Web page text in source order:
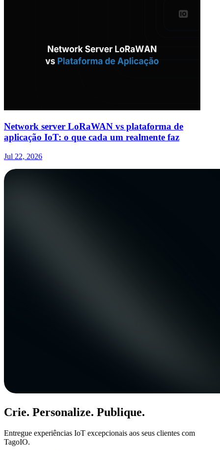
Network server LoRaWAN vs plataforma de
aplicação IoT: o que cada um realmente faz
Jul 22, 2026
Crie. Personalize. Publique.
Entregue experiências IoT excepcionais aos seus clientes com
TagoIO.